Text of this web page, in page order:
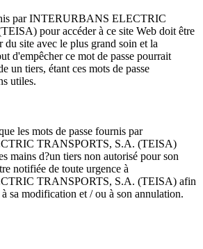
par INTERURBANS ELECTRIC
pour accéder à ce site Web doit être
du site avec le plus grand soin et la
d'empêcher ce mot de passe pourrait
un tiers, étant ces mots de passe
utiles.
les mots de passe fournis par
TRANSPORTS, S.A. (TEISA)
mains d?un tiers non autorisé pour son
notifiée de toute urgence à
TRANSPORTS, S.A. (TEISA) afin
sa modification et / ou à son annulation.